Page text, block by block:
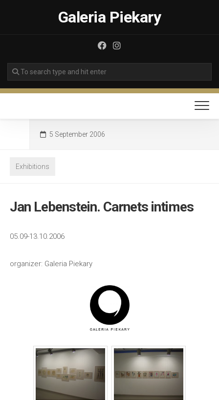
Galeria Piekary
5 September 2006
Exhibitions
Jan Lebenstein. Carnets intimes
05.09-13.10.2006
organizer: Galeria Piekary